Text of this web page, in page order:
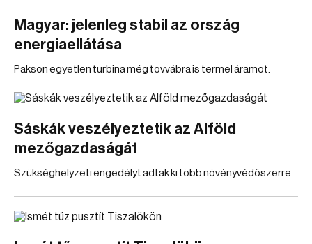
Magyar: jelenleg stabil az ország
energiaellátása
Pakson egyetlen turbina még tovvábra is termel áramot.
Sáskák veszélyeztetik az Alföld
mezőgazdaságát
Szükséghelyzeti engedélyt adtak ki több növényvédőszerre.